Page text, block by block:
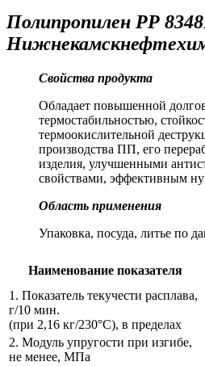
Полипропилен РР
Свойства продукта
Обладает повышенной
термостабильностью,
термоокислительной
производства ПП, его
изделия, улучшенными
свойствами, эффективным
Область применения
Упаковка, посуда, литье по
Наименование показателя
1. Показатель текучести расплава,
г/10 мин.
(при 2,16 кг/230°С), в пределах
2. Модуль упругости при изгибе,
не менее, МПа